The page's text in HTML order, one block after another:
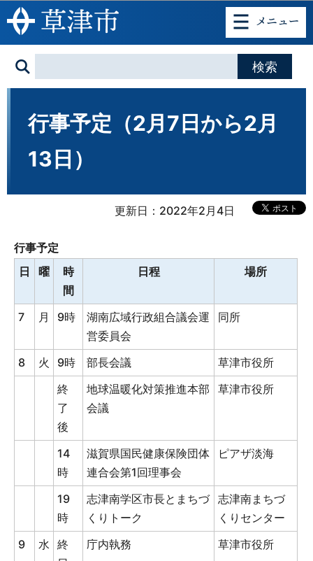
このページの本文へ移動
行事予定（2月7日から2月
13日）
更新日：2022年2月4日
行事予定
日
曜
時
間
日程 場所
7 月 9時
湖南広域行政組合議会運
営委員会
同所
8 火 9時 部長会議
草津市役所
終
了
後
地球温暖化対策推進本部
会議
草津市役所
14
時
滋賀県国民健康保険団体
連合会第1回理事会
ピアザ淡海
19
時
志津南学区市長とまちづ
くりトーク
志津南まちづ
くりセンター
9
水 終
庁内執務 草津市役所